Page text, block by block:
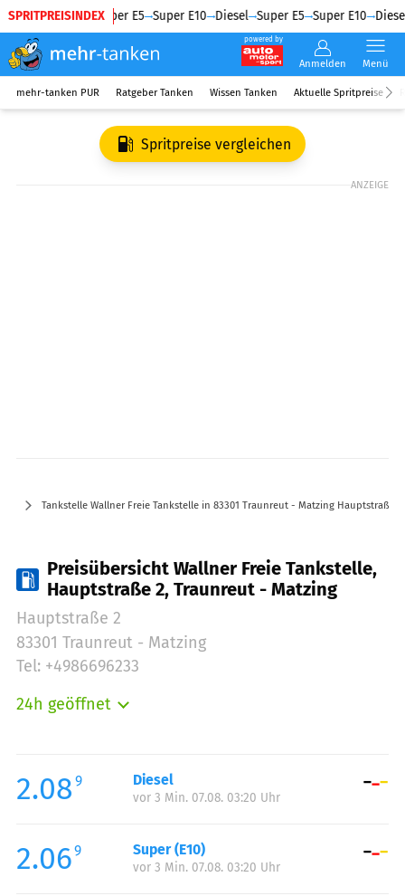
SPRITPREISINDEX
Diesel Super E5 Super E10 Diesel Super E5 Super E10 Diesel
powered by
Anmelden Menü
mehr-tanken PUR Ratgeber Tanken Wissen Tanken Aktuelle Spritpreise
Spritpreise vergleichen
ANZEIGE
Tankstelle Wallner Freie Tankstelle in 83301 Traunreut - Matzing Hauptstraße 2
Preisübersicht Wallner Freie Tankstelle,
Hauptstraße 2, Traunreut - Matzing
Hauptstraße 2
83301 Traunreut - Matzing
Tel: +4986696233
24h geöffnet
Mittwoch:
00:00-24:00
Donnerstag:
Samstag:
00:00-24:00
Sonntag:
2.08 9 Diesel
vor 3 Min. 07.08. 03:20 Uhr
2.069 Super (E10)
vor 3 Min. 07.08. 03:20 Uhr